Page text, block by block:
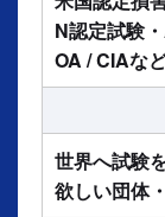
N認定試験
OA / CIAな
世界へ試験
欲しい団体